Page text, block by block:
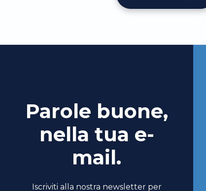
Parole buone,
nella tua e-
mail.
Iscriviti alla nostra newsletter per